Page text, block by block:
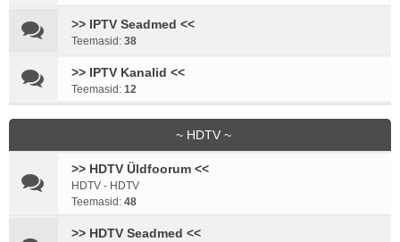
>> IPTV Seadmed <<
Teemasid: 38
>> IPTV Kanalid <<
Teemasid: 12
~ HDTV ~
>> HDTV Üldfoorum <<
HDTV - HDTV
Teemasid: 48
>> HDTV Seadmed <<